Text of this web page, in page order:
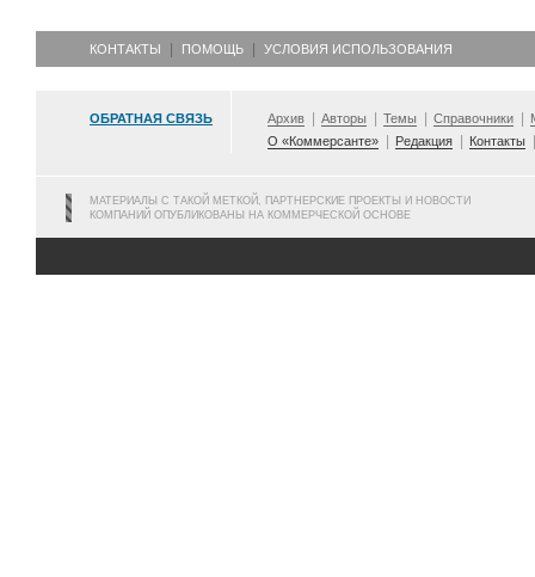
КОНТАКТЫ ПОМОЩЬ УСЛОВИЯ ИСПОЛЬЗОВАНИЯ
ОБРАТНАЯ СВЯЗЬ Архив Авторы Темы Справочники
О «Коммерсанте»
Редакция Контакты
МАТЕРИАЛЫ С ТАКОЙ МЕТКОЙ, ПАРТНЕРСКИЕ ПРОЕКТЫ И НОВОСТИ
КОМПАНИЙ ОПУБЛИКОВАНЫ НА КОММЕРЧЕСКОЙ ОСНОВЕ